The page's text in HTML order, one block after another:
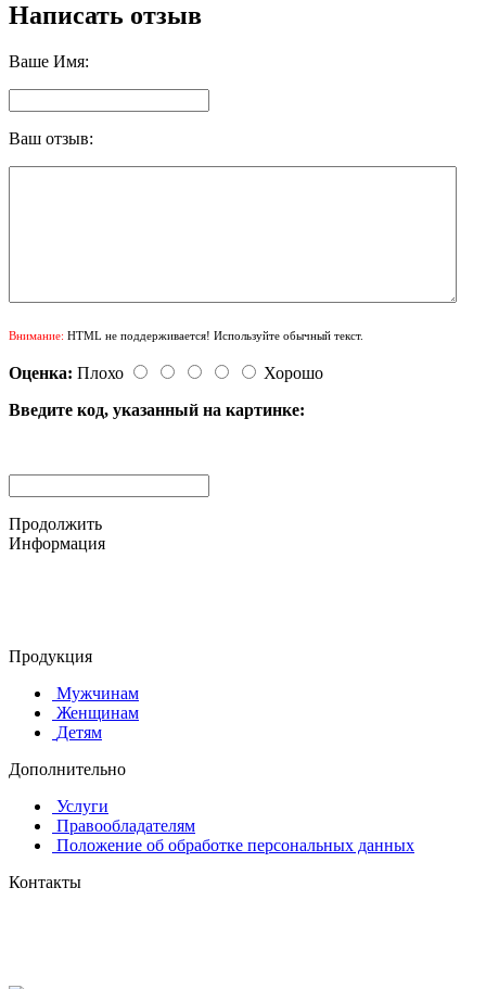
Написать отзыв
Ваше Имя:
Ваш отзыв:
Внимание: HTML не поддерживается! Используйте обычный текст.
Оценка: Плохо
Хорошо
Введите код, указанный на картинке:
Продолжить
Информация
Продукция
Мужчинам
Женщинам
Детям
Дополнительно
Услуги
Правообладателям
Положение об обработке персональных данных
Контакты